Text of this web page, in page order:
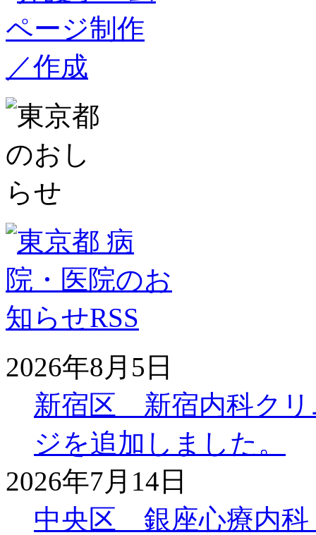
2026年8月5日
新宿区 新宿内科クリ
ジを追加しました。
2026年7月14日
中央区 銀座心療内科